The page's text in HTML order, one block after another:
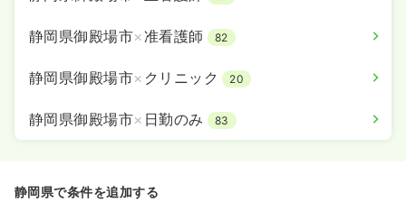
静岡県御殿場市×准看護師 82
静岡県御殿場市× クリニック 20
静岡県御殿場市× 日勤のみ 83
静岡県で条件を追加する